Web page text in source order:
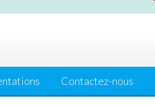
Contactez-nous